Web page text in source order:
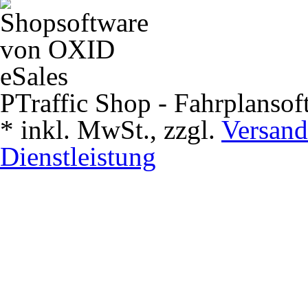
PTraffic Shop -
* inkl. MwSt., zzgl.
Dienstleistung